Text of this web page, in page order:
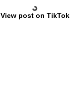
View post on TikTok